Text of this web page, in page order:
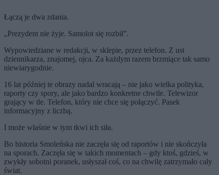
Łączą je dwa zdania.
„Prezydent nie żyje. Samolot się rozbił”.
Wypowiedziane w redakcji, w sklepie, przez telefon. Z ust
dziennikarza, znajomej, ojca. Za każdym razem brzmiące tak samo
niewiarygodnie.
16 lat później te obrazy nadal wracają – nie jako wielka polityka,
raporty czy spory, ale jako bardzo konkretne chwile. Telewizor
grający w tle. Telefon, który nie chce się połączyć. Pasek
informacyjny z liczbą.
I może właśnie w tym tkwi ich siła.
Bo historia Smoleńska nie zaczęła się od raportów i nie skończyła
na sporach. Zaczęła się w takich momentach – gdy ktoś, gdzieś, w
zwykły sobotni poranek, usłyszał coś, co na chwilę zatrzymało cały
świat.